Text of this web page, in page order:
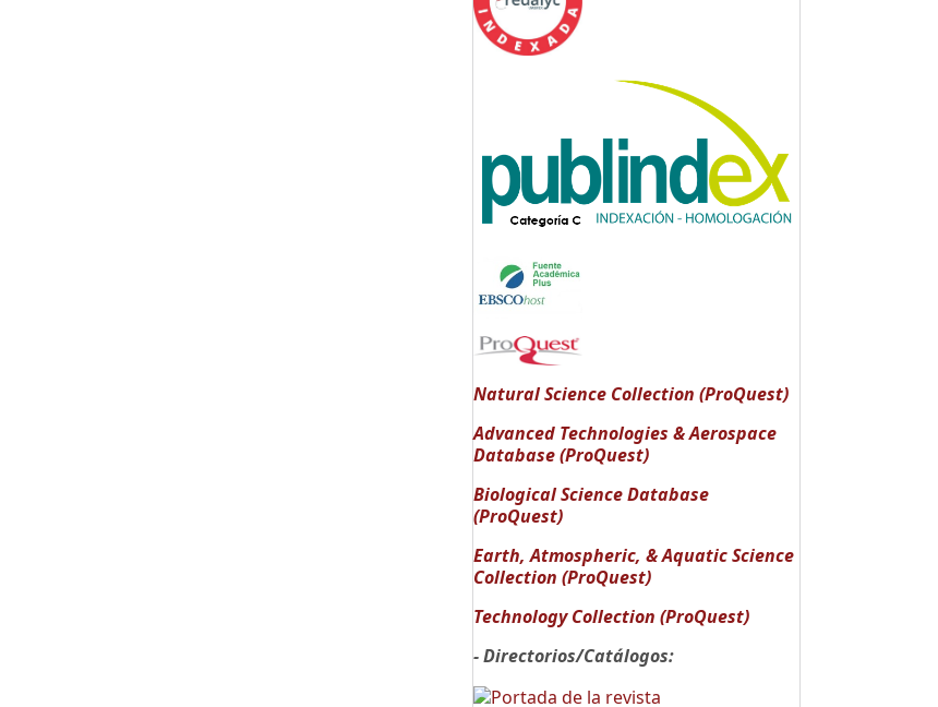
Natural Science Collection (ProQuest)
Advanced Technologies & Aerospace
Database (ProQuest)
Biological Science Database
(ProQuest)
Earth, Atmospheric, & Aquatic Science
Collection (ProQuest)
Technology Collection (ProQuest)
- Directorios/Catálogos: